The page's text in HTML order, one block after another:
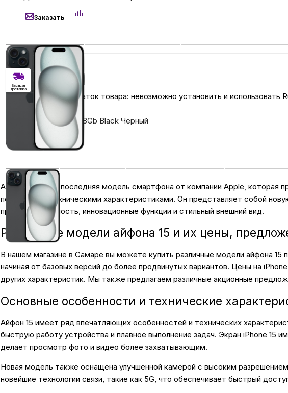
Заказать
Без RuStore
Без RuStore
Имеется недостаток товара: невозможно установить и использовать
Быстрая
доставка
55 900
Apple iPhone 15 128Gb Black Черный
Заказать
Айфон 15 — это последняя модель смартфона от компании Apple, которая
передовыми техническими характеристиками. Он представляет собой
производительность, инновационные функции и стильный внешний вид.
Различные модели айфона 15 и их цены,
В нашем магазине в Самаре вы можете купить различные модели айфона
начиная от базовых версий до более продвинутых вариантов. Цены на
других характеристик. Мы также предлагаем различные акционные
Основные особенности и технические
Айфон 15 имеет ряд впечатляющих особенностей и технических
быструю работу устройства и плавное выполнение задач. Экран iPhone 15
делает просмотр фото и видео более захватывающим.
Новая модель также оснащена улучшенной камерой с высоким
новейшие технологии связи, такие как 5G, что обеспечивает быстрый